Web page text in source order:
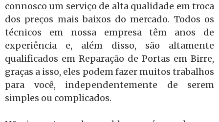
connosco um serviço de alta qualidade em troca
dos preços mais baixos do mercado. Todos os
técnicos em nossa empresa têm anos de
experiência e, além disso, são altamente
qualificados em Reparação de Portas em Birre,
graças a isso, eles podem fazer muitos trabalhos
para você, independentemente de serem
simples ou complicados.